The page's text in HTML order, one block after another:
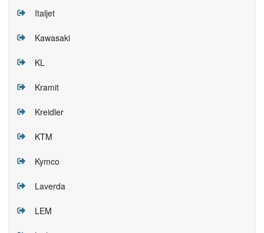
Italjet
Kawasaki
KL
Kramit
Kreidler
KTM
Kymco
Laverda
LEM